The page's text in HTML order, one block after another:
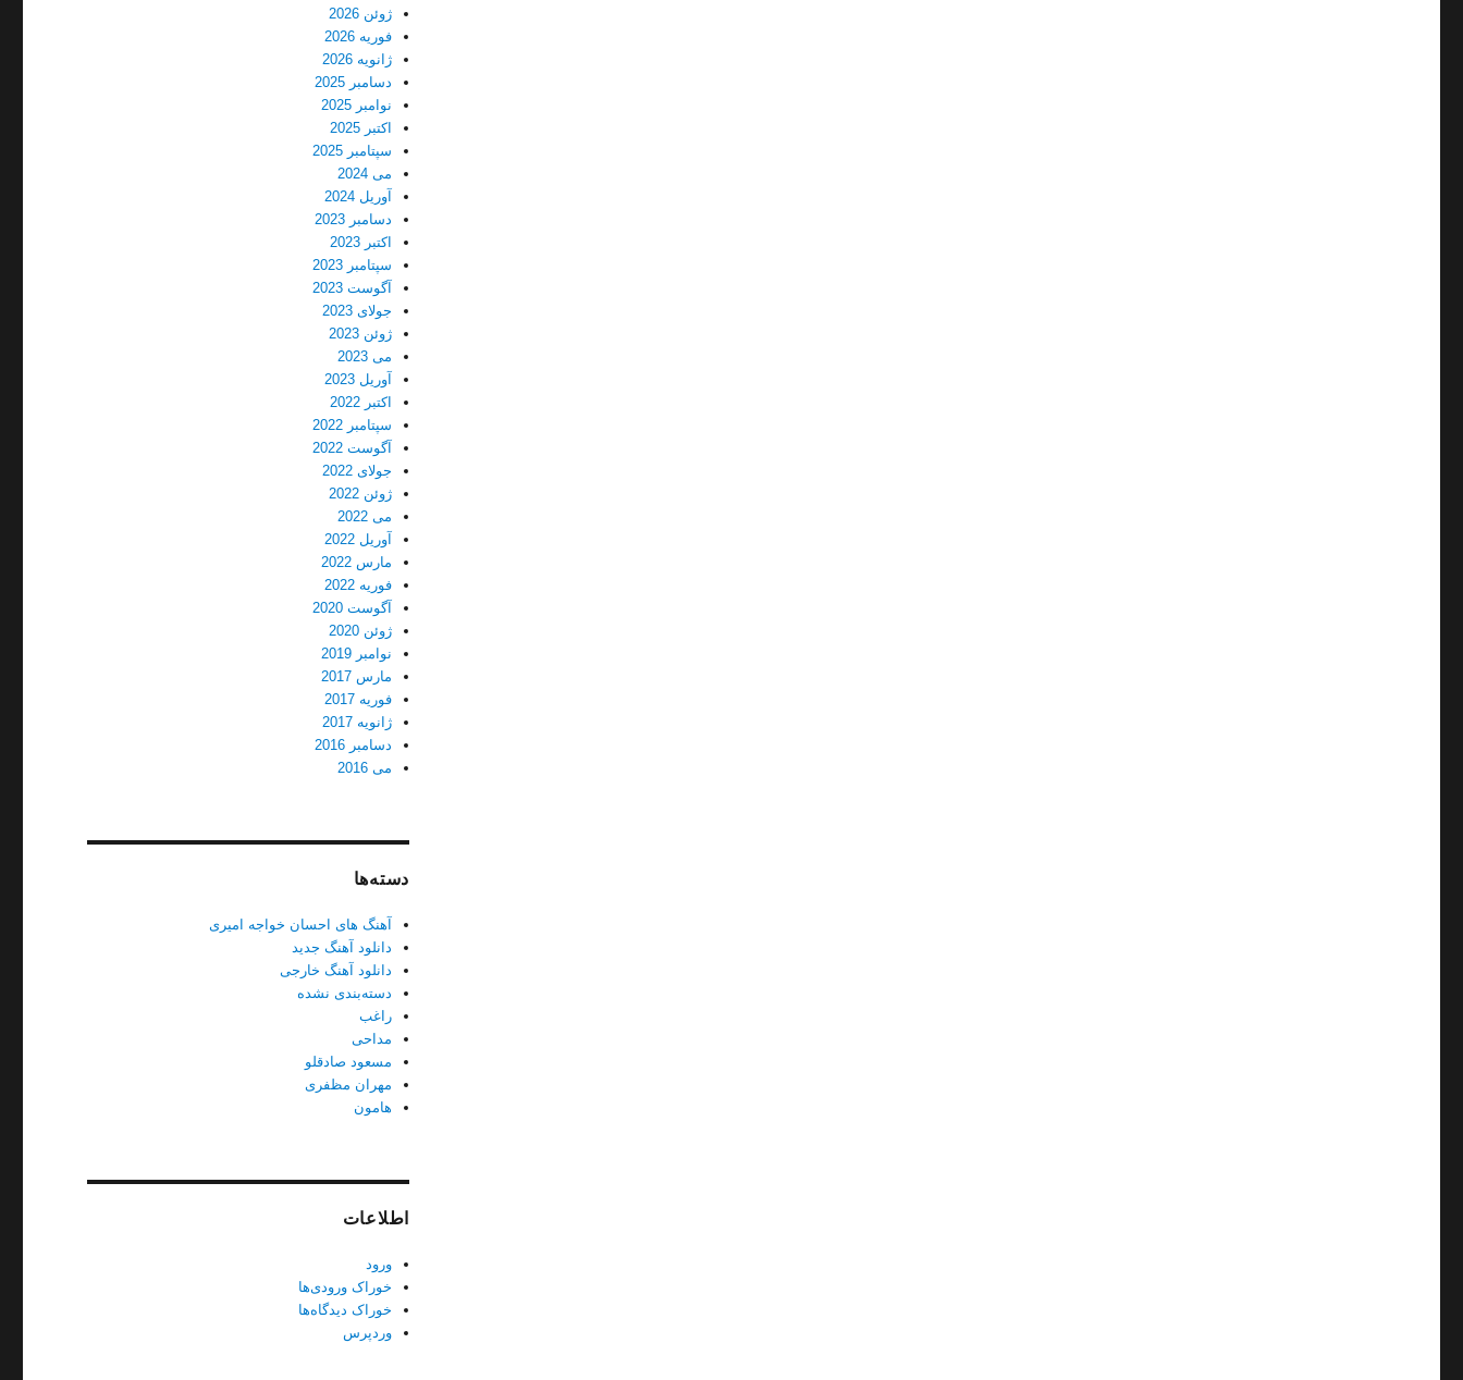
ژوئن 2026
فوریه 2026
ژانویه 2026
دسامبر 2025
نوامبر 2025
اکتبر 2025
سپتامبر 2025
می 2024
آوریل 2024
دسامبر 2023
اکتبر 2023
سپتامبر 2023
آگوست 2023
جولای 2023
ژوئن 2023
می 2023
آوریل 2023
اکتبر 2022
سپتامبر 2022
آگوست 2022
جولای 2022
ژوئن 2022
می 2022
آوریل 2022
مارس 2022
فوریه 2022
آگوست 2020
ژوئن 2020
نوامبر 2019
مارس 2017
فوریه 2017
ژانویه 2017
دسامبر 2016
می 2016
دسته‌ها
آهنگ های احسان خواجه امیری
دانلود آهنگ جدید
دانلود آهنگ خارجی
دسته‌بندی نشده
راغب
مداحی
مسعود صادقلو
مهران مظفری
هامون
اطلاعات
ورود
خوراک ورودی‌ها
خوراک دیدگاه‌ها
وردپرس